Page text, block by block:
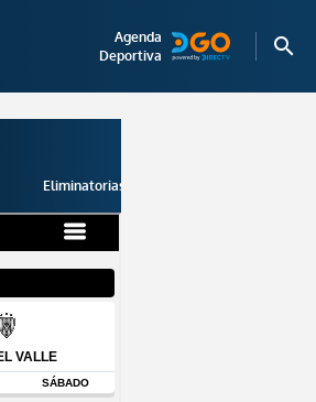
Agenda
Deportiva
search
Eliminatorias 2026